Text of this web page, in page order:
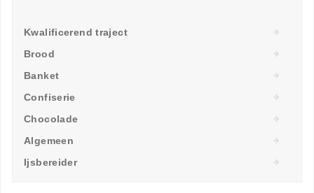
Kwalificerend traject
Brood
Banket
Confiserie
Chocolade
Algemeen
Ijsbereider